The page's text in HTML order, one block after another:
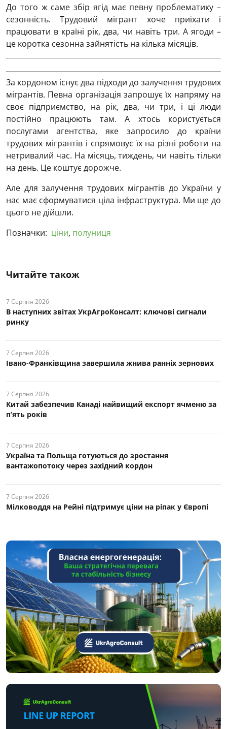
До того ж саме збір ягід має певну проблематику –
сезонність. Трудовий мігрант хоче приїхати і
працювати в країні рік, два, чи навіть три. А ягоди –
це коротка сезонна зайнятість на кілька місяців.
За кордоном існує два підходи до залучення трудових
мігрантів. Певна організація запрошує їх напряму на
своє підприємство, на рік, два, чи три, і ці люди
постійно працюють там. А хтось користується
послугами агентства, яке запросило до країни
трудових мігрантів і спрямовує їх на різні роботи на
нетривалий час. На місяць, тиждень, чи навіть тільки
на день. Це коштує дорожче.
Але для залучення трудових мігрантів до України у
нас має сформуватися ціла інфраструктура. Ми ще до
цього не дійшли.
Позначки: ціни, полуниця
Читайте також
7 Серпня 2026
В наступних звітах УкрАгроКонсалт: ключові cигнали
ринку
7 Серпня 2026
Івано-Франківщина завершила жнива ранніх зернових
7 Серпня 2026
Китай забезпечив Канаді найвищий експорт ячменю за
п’ять років
7 Серпня 2026
Україна та Польща готуються до зростання
вантажопотоку через західний кордон
7 Серпня 2026
Мілководдя на Рейні підтримує ціни на ріпак у Європі